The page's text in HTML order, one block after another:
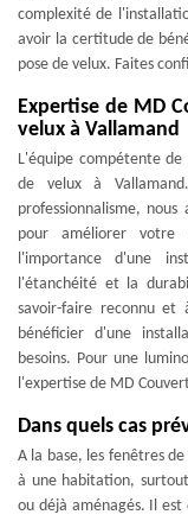
complexité de
avoir la certitude de
pose de velux. Faites
Expertise de MD
velux à Vallamand
L'équipe compétente
de velux à
professionnalisme,
pour améliorer votre
l'importance d'une
l'étanchéité et la
savoir-faire reconnu et
bénéficier d'une
besoins. Pour une
l'expertise de MD
Dans quels cas
A la base, les fenêtres
à une habitation,
ou déjà aménagés. Il est